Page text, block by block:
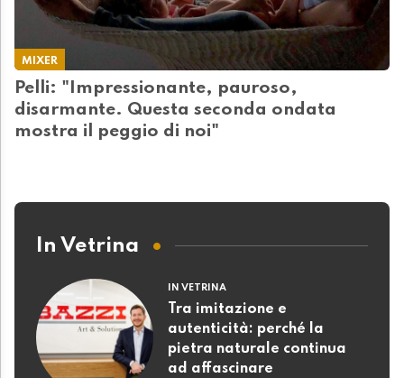
MIXER
Pelli: "Impressionante, pauroso,
disarmante. Questa seconda ondata
mostra il peggio di noi"
In Vetrina
IN VETRINA
Tra imitazione e
autenticità: perché la
pietra naturale continua
ad affascinare